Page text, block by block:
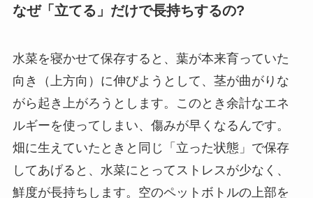
なぜ「立てる」だけで長持ちするの?
水菜を寝かせて保存すると、葉が本来育っていた
向き（上方向）に伸びようとして、茎が曲がりな
がら起き上がろうとします。このとき余計なエネ
ルギーを使ってしまい、傷みが早くなるんです。
畑に生えていたときと同じ「立った状態」で保存
してあげると、水菜にとってストレスが少なく、
鮮度が長持ちします。空のペットボトルの上部を